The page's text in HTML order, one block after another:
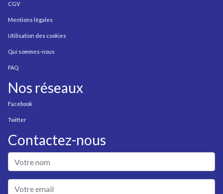
CGV
Mentions légales
Utilisation des cookies
Qui sommes-nous
FAQ
Nos réseaux
Facebook
Twitter
Contactez-nous